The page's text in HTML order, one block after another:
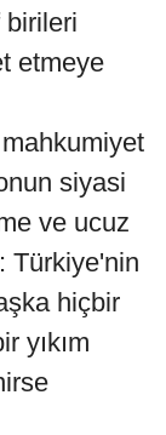
birileri
etmeye
siyasi
ve ucuz
Türkiye'nin
hiçbir
yıkım